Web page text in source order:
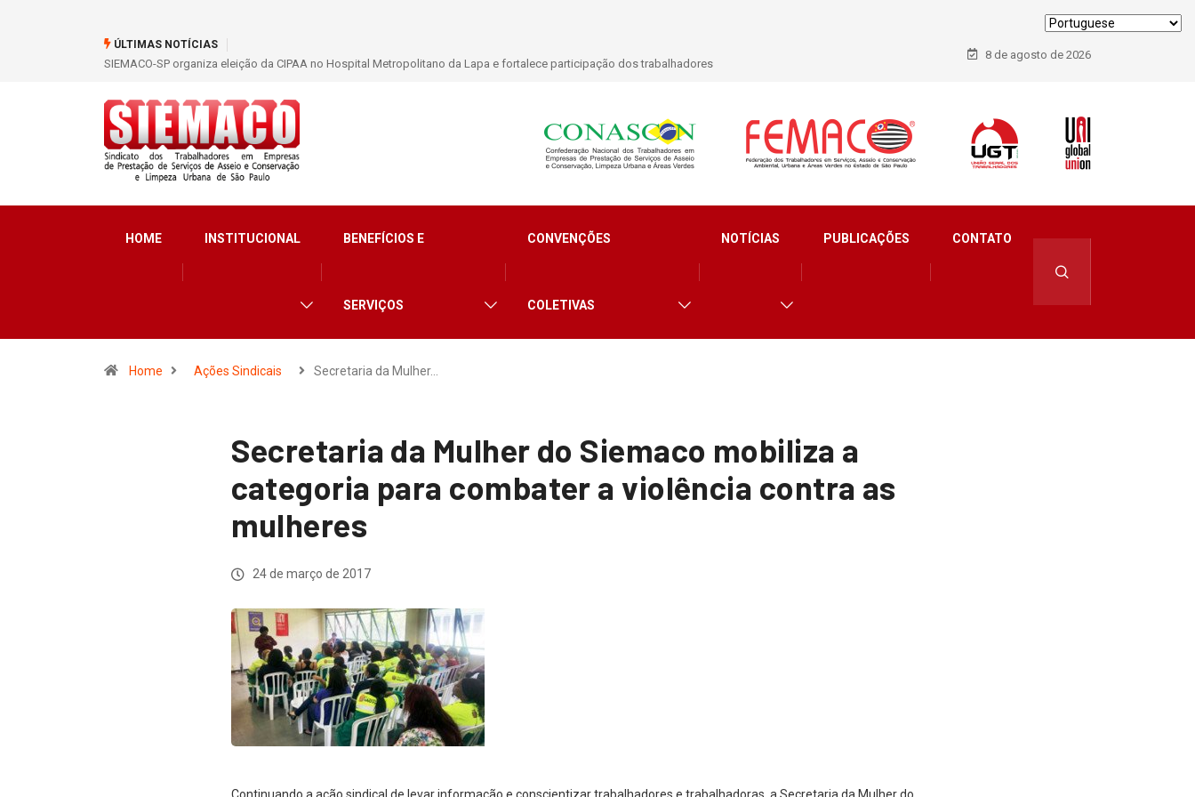
ÚLTIMAS NOTÍCIAS
SIEMACO-SP organiza eleição da CIPAA no Hospital Metropolitano da Lapa e fortalece participação dos trabalhadores
8 de agosto de 2026
HOME INSTITUCIONAL BENEFÍCIOS E
SERVIÇOS
CONVENÇÕES
COLETIVAS
NOTÍCIAS PUBLICAÇÕES CONTATO
Home Ações Sindicais Secretaria da Mulher…
Secretaria da Mulher do Siemaco mobiliza a
categoria para combater a violência contra as
mulheres
24 de março de 2017
Continuando a ação sindical de levar informação e conscientizar trabalhadores e trabalhadoras, a Secretaria da Mulher do